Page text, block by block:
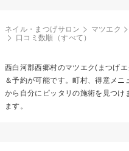
ネイル・まつげサロン マツエク
口コミ数順（すべて）
西白河郡西郷村のマツエク(まつげ
＆予約が可能です。町村、得意メ
から自分にピッタリの施術を見つけ
ます。